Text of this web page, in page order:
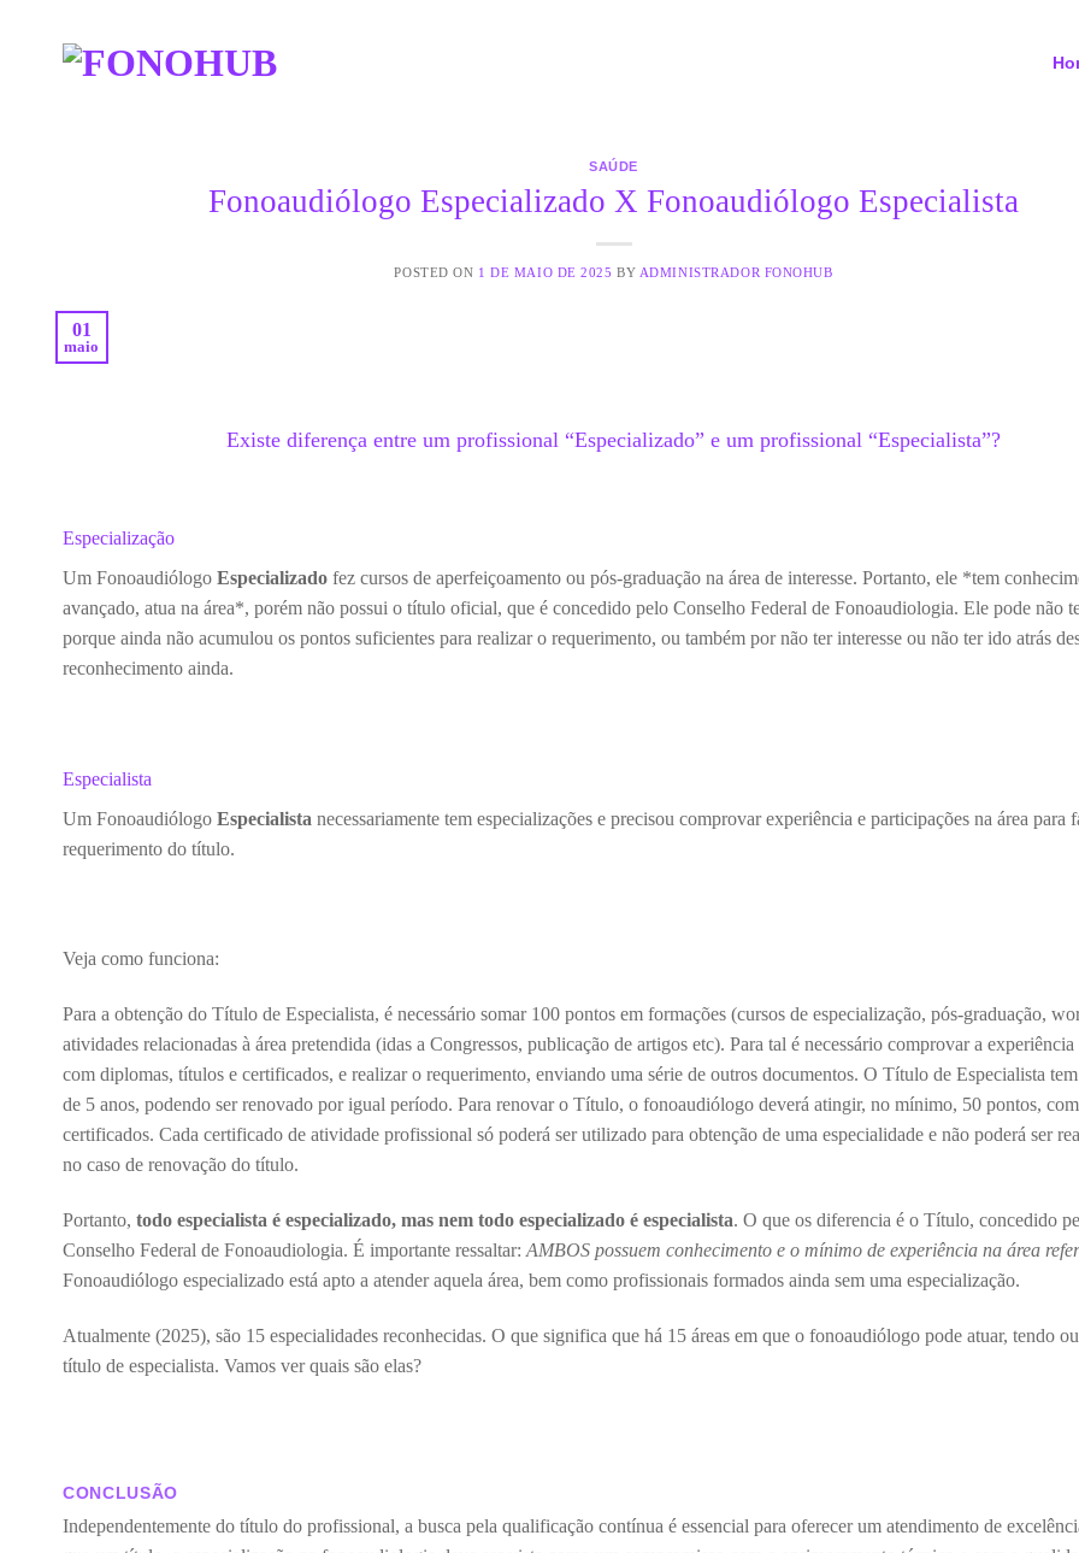
SAÚDE
Fonoaudiólogo Especializado X Fonoaudiólogo Especialista
POSTED ON 1 DE MAIO DE 2025 BY ADMINISTRADOR FONOHUB
01
maio
Existe diferença entre um profissional “Especializado” e um profissional “Especialista”?
Especialização
Um Fonoaudiólogo Especializado fez cursos de aperfeiçoamento ou pós-graduação na área de interesse. Portanto, ele *tem
avançado, atua na área*, porém não possui o título oficial, que é concedido pelo Conselho Federal de Fonoaudiologia. Ele pode não
porque ainda não acumulou os pontos suficientes para realizar o requerimento, ou também por não ter interesse ou não ter ido atrás
reconhecimento ainda.
Especialista
Um Fonoaudiólogo Especialista necessariamente tem especializações e precisou comprovar experiência e participações na área para
requerimento do título.
Veja como funciona:
Para a obtenção do Título de Especialista, é necessário somar 100 pontos em formações (cursos de especialização, pós-graduação,
atividades relacionadas à área pretendida (idas a Congressos, publicação de artigos etc). Para tal é necessário comprovar a experiência
com diplomas, títulos e certificados, e realizar o requerimento, enviando uma série de outros documentos. O Título de Especialista
de 5 anos, podendo ser renovado por igual período. Para renovar o Título, o fonoaudiólogo deverá atingir, no mínimo, 50 pontos,
certificados. Cada certificado de atividade profissional só poderá ser utilizado para obtenção de uma especialidade e não poderá ser
no caso de renovação do título.
Portanto, todo especialista é especializado, mas nem todo especializado é especialista. O que os diferencia é o Título, concedido
Conselho Federal de Fonoaudiologia. É importante ressaltar: AMBOS possuem conhecimento e o mínimo de experiência na área
Fonoaudiólogo especializado está apto a atender aquela área, bem como profissionais formados ainda sem uma especialização.
Atualmente (2025), são 15 especialidades reconhecidas. O que significa que há 15 áreas em que o fonoaudiólogo pode atuar, tendo
título de especialista. Vamos ver quais são elas?
CONCLUSÃO
Independentemente do título do profissional, a busca pela qualificação contínua é essencial para oferecer um atendimento de